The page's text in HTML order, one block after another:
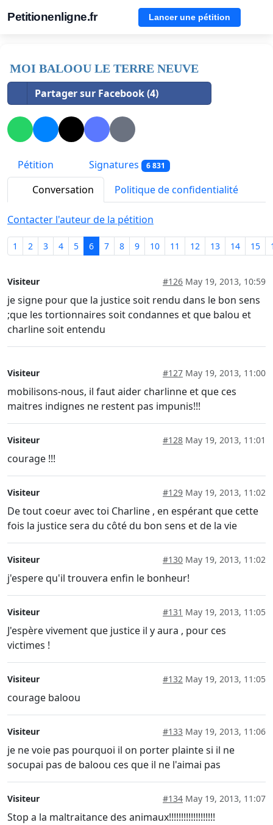
Petitionenligne.fr Lancer une pétition
MOI BALOOU LE TERRE NEUVE
Partager sur Facebook (4)
Pétition Signatures 6 831
Conversation Politique de confidentialité
Contacter l'auteur de la pétition
1 2 3 4 5 6 7 8 9 10 11 12 13 14 15
Visiteur #126 May 19, 2013, 10:59
je signe pour que la justice soit rendu dans le bon sens
;que les tortionnaires soit condannes et que balou et
charline soit entendu
Visiteur #127 May 19, 2013, 11:00
mobilisons-nous, il faut aider charlinne et que ces
maitres indignes ne restent pas impunis!!!
Visiteur #128 May 19, 2013, 11:01
courage !!!
Visiteur #129 May 19, 2013, 11:02
De tout coeur avec toi Charline , en espérant que cette
fois la justice sera du côté du bon sens et de la vie
Visiteur #130 May 19, 2013, 11:02
j'espere qu'il trouvera enfin le bonheur!
Visiteur #131 May 19, 2013, 11:05
J'espère vivement que justice il y aura , pour ces
victimes !
Visiteur #132 May 19, 2013, 11:05
courage baloou
Visiteur #133 May 19, 2013, 11:06
je ne voie pas pourquoi il on porter plainte si il ne
socupai pas de baloou ces que il ne l'aimai pas
Visiteur #134 May 19, 2013, 11:07
Stop a la maltraitance des animaux!!!!!!!!!!!!!!!!!!!